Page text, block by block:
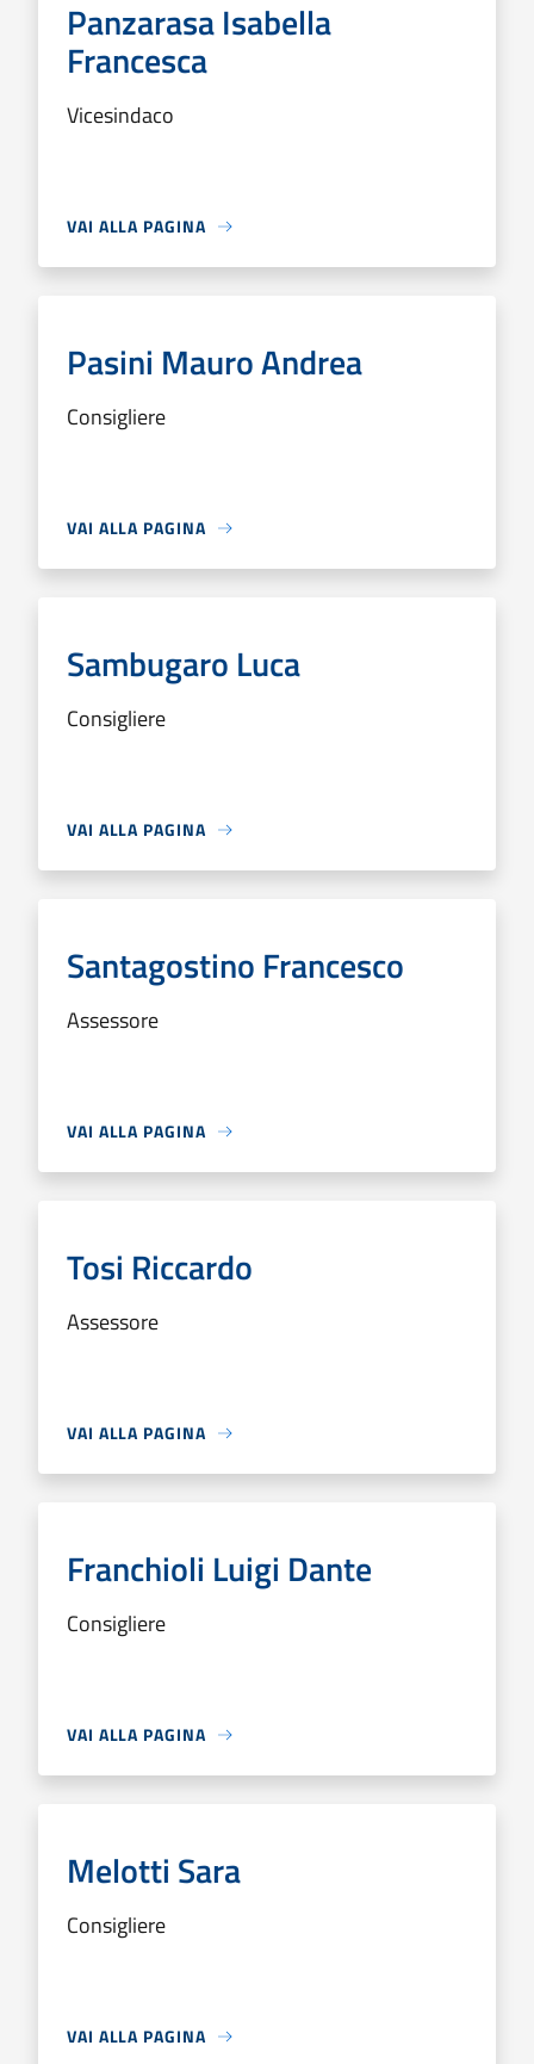
Panzarasa Isabella
Francesca
Vicesindaco
VAI ALLA PAGINA
Pasini Mauro Andrea
Consigliere
VAI ALLA PAGINA
Sambugaro Luca
Consigliere
VAI ALLA PAGINA
Santagostino Francesco
Assessore
VAI ALLA PAGINA
Tosi Riccardo
Assessore
VAI ALLA PAGINA
Franchioli Luigi Dante
Consigliere
VAI ALLA PAGINA
Melotti Sara
Consigliere
VAI ALLA PAGINA